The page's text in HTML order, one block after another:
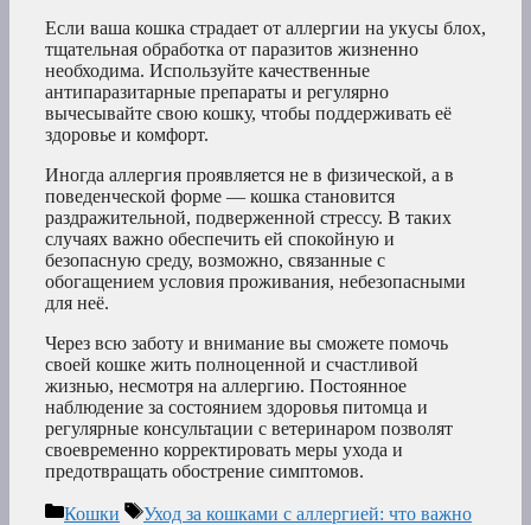
Если ваша кошка страдает от аллергии на укусы блох,
тщательная обработка от паразитов жизненно
необходима. Используйте качественные
антипаразитарные препараты и регулярно
вычесывайте свою кошку, чтобы поддерживать её
здоровье и комфорт.
Иногда аллергия проявляется не в физической, а в
поведенческой форме — кошка становится
раздражительной, подверженной стрессу. В таких
случаях важно обеспечить ей спокойную и
безопасную среду, возможно, связанные с
обогащением условия проживания, небезопасными
для неё.
Через всю заботу и внимание вы сможете помочь
своей кошке жить полноценной и счастливой
жизнью, несмотря на аллергию. Постоянное
наблюдение за состоянием здоровья питомца и
регулярные консультации с ветеринаром позволят
своевременно корректировать меры ухода и
предотвращать обострение симптомов.
Рубрики
Кошки Метки
Уход за кошками с аллергией: что важно